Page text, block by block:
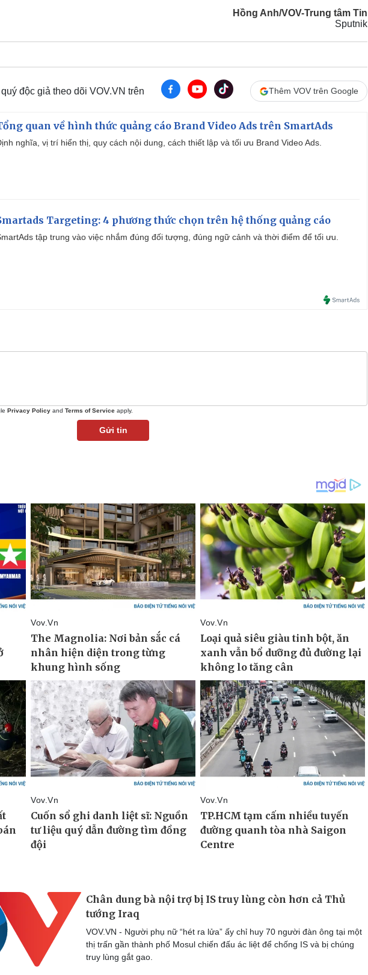
Hồng Anh/VOV-Trung tâm Tin
Sputnik
độc giả theo dõi VOV.VN trên Thêm VOV trên Google
quan về hình thức quảng cáo Brand Video Ads trên SmartAds
nghĩa, vị trí hiển thị, quy cách nội dung, cách thiết lập và tối ưu Brand Video Ads.
Targeting: 4 phương thức chọn trên hệ thống quảng cáo
tập trung vào việc nhắm đúng đối tượng, đúng ngữ cảnh và thời điểm để tối ưu.
Privacy Policy and Terms of Service apply.
Gửi tin
Chân dung bà nội trợ bị IS truy lùng còn hơn cả Thủ
tướng Iraq
VOV.VN - Người phụ nữ “hét ra lửa” ấy chỉ huy 70 người đàn ông tại một
thị trấn gần thành phố Mosul chiến đấu ác liệt để chống IS và bị chúng
truy lùng gắt gao.